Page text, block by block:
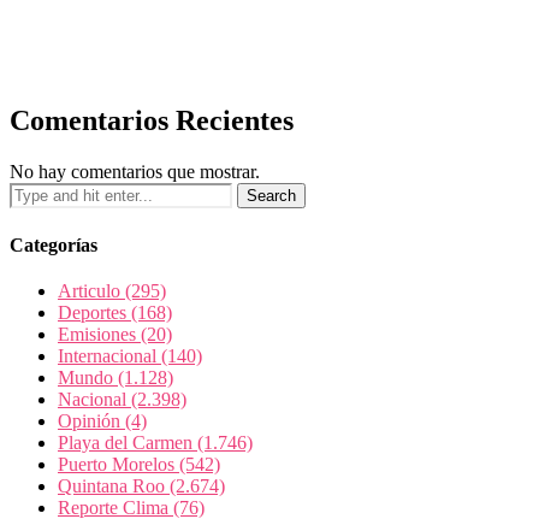
Comentarios Recientes
No hay comentarios que mostrar.
Categorías
Articulo (295)
Deportes (168)
Emisiones (20)
Internacional (140)
Mundo (1.128)
Nacional (2.398)
Opinión (4)
Playa del Carmen (1.746)
Puerto Morelos (542)
Quintana Roo (2.674)
Reporte Clima (76)